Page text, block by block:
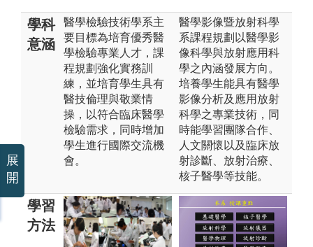
學科
意涵
醫學檢驗技術學系主
要目標為培育優秀醫
學檢驗專業人才，課
程規劃強化實務訓
練，並培育學生具有
醫技倫理與敬業情
操，以符合臨床醫學
檢驗需求，同時增加
學生進行國際交流機
會。
醫學影像暨放射科學
系課程規劃以醫學影
像科學與放射應用科
學之內涵發展方向。
培養學生能具有醫學
影像分析及應用放射
科學之專業技術，同
時能學習團隊合作、
人文關懷以及臨床放
射診斷、放射治療、
核子醫學等技能。
學習
方法
展
開